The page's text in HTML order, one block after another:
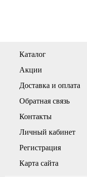
Каталог
Акции
Доставка и оплата
Обратная связь
Контакты
Личный кабинет
Регистрация
Карта сайта